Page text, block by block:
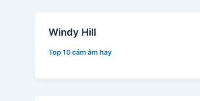
Windy Hill
Top 10 cảm âm hay